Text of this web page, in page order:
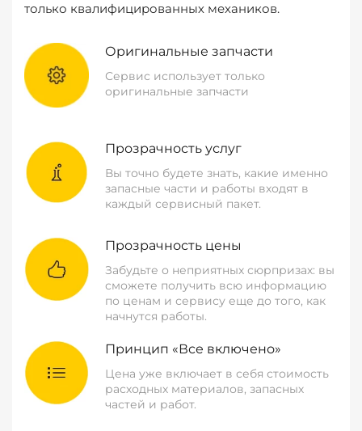
только квалифицированных механиков.
Оригинальные запчасти
Сервис использует только
оригинальные запчасти
Прозрачность услуг
Вы точно будете знать, какие именно
запасные части и работы входят в
каждый сервисный пакет.
Прозрачность цены
Забудьте о неприятных сюрпризах: вы
сможете получить всю информацию
по ценам и сервису еще до того, как
начнутся работы.
Принцип «Все включено»
Цена уже включает в себя стоимость
расходных материалов, запасных
частей и работ.